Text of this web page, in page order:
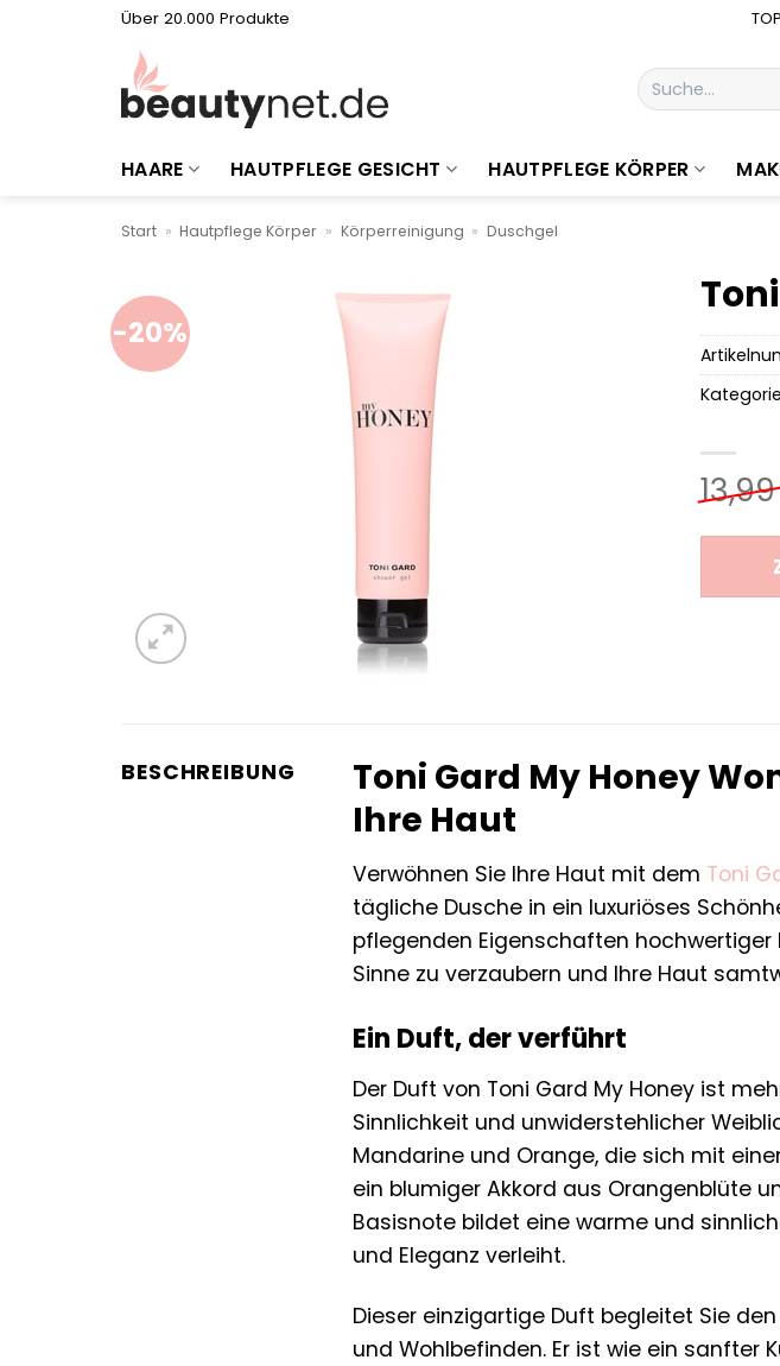
Über 20.000 Produkte
Suchen
nach:
HAARE HAUTPFLEGE GESICHT HAUTPFLEGE KÖRPER
Start » Hautpflege Körper » Körperreinigung » Duschgel
-20%
BESCHREIBUNG
Toni Gard My Honey
Ihre Haut
Verwöhnen Sie Ihre Haut mit dem Toni
tägliche Dusche in ein luxuriöses
pflegenden Eigenschaften
Sinne zu verzaubern und Ihre Haut
Ein Duft, der verführt
Der Duft von Toni Gard My Honey ist
Sinnlichkeit und unwiderstehlicher
Mandarine und Orange, die sich mit
ein blumiger Akkord aus Orangenblüte
Basisnote bildet eine warme und
und Eleganz verleiht.
Dieser einzigartige Duft begleitet Sie
und Wohlbefinden. Er ist wie ein sanfter